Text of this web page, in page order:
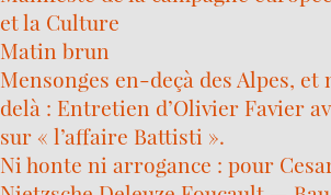
et la Culture
Matin brun
Mensonges en-deçà des Alpes, et
delà : Entretien d’Olivier Favier
sur « l’affaire Battisti ».
Ni honte ni arrogance : pour